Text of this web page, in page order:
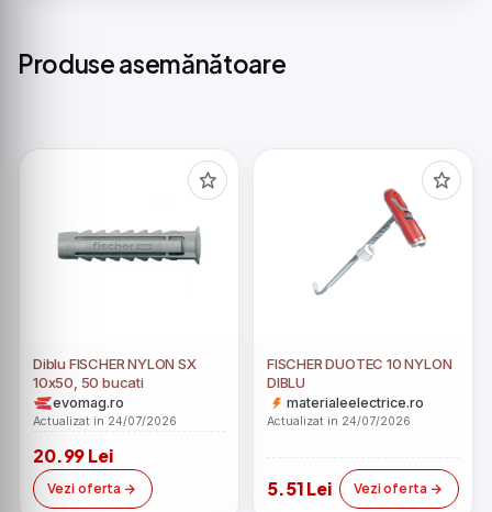
Produse asemănătoare
Diblu FISCHER NYLON SX
10x50, 50 bucati
evomag.ro
Actualizat in 24/07/2026
20.99 Lei
Vezi oferta
FISCHER DUOTEC 10 NYLON
DIBLU
materialeelectrice.ro
Actualizat in 24/07/2026
5.51 Lei Vezi oferta